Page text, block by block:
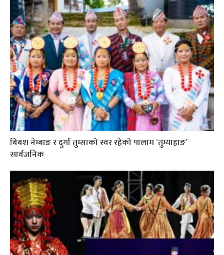
बिबश नेम्बाङ र दुर्गा तुम्साको स्वर रहेको पालाम `तुम्याहाङ´
सार्वजनिक